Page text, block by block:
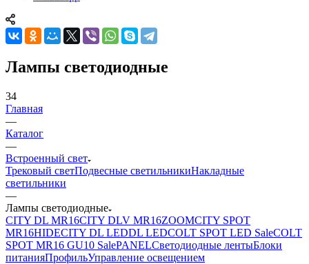
Лампы светодиодные
34
Главная
—
Каталог
—
Встроенный свет
Трековый светПодвесные светильникиНакладные
светильники
—
Лампы светодиодные
CITY DL MR16CITY DLV MR16ZOOMCITY SPOT
MR16HIDECITY DL LEDDL LEDCOLT SPOT LED SaleCOLT
SPOT MR16 GU10 SalePANELСветодиодные лентыБлоки
питанияПрофильУправление освещением